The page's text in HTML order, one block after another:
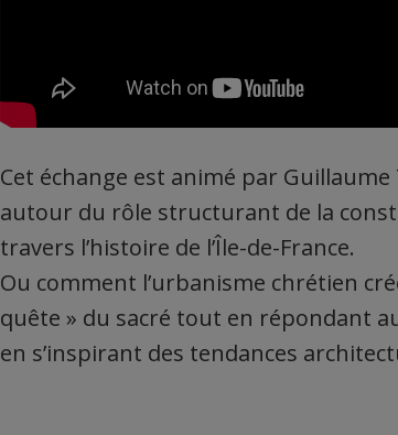
Cet échange est animé par
autour du rôle structurant de la
travers l’histoire de l’Île-de-France.
Ou comment l’urbanisme chrétien
quête » du sacré tout en répondant
en s’inspirant des tendances